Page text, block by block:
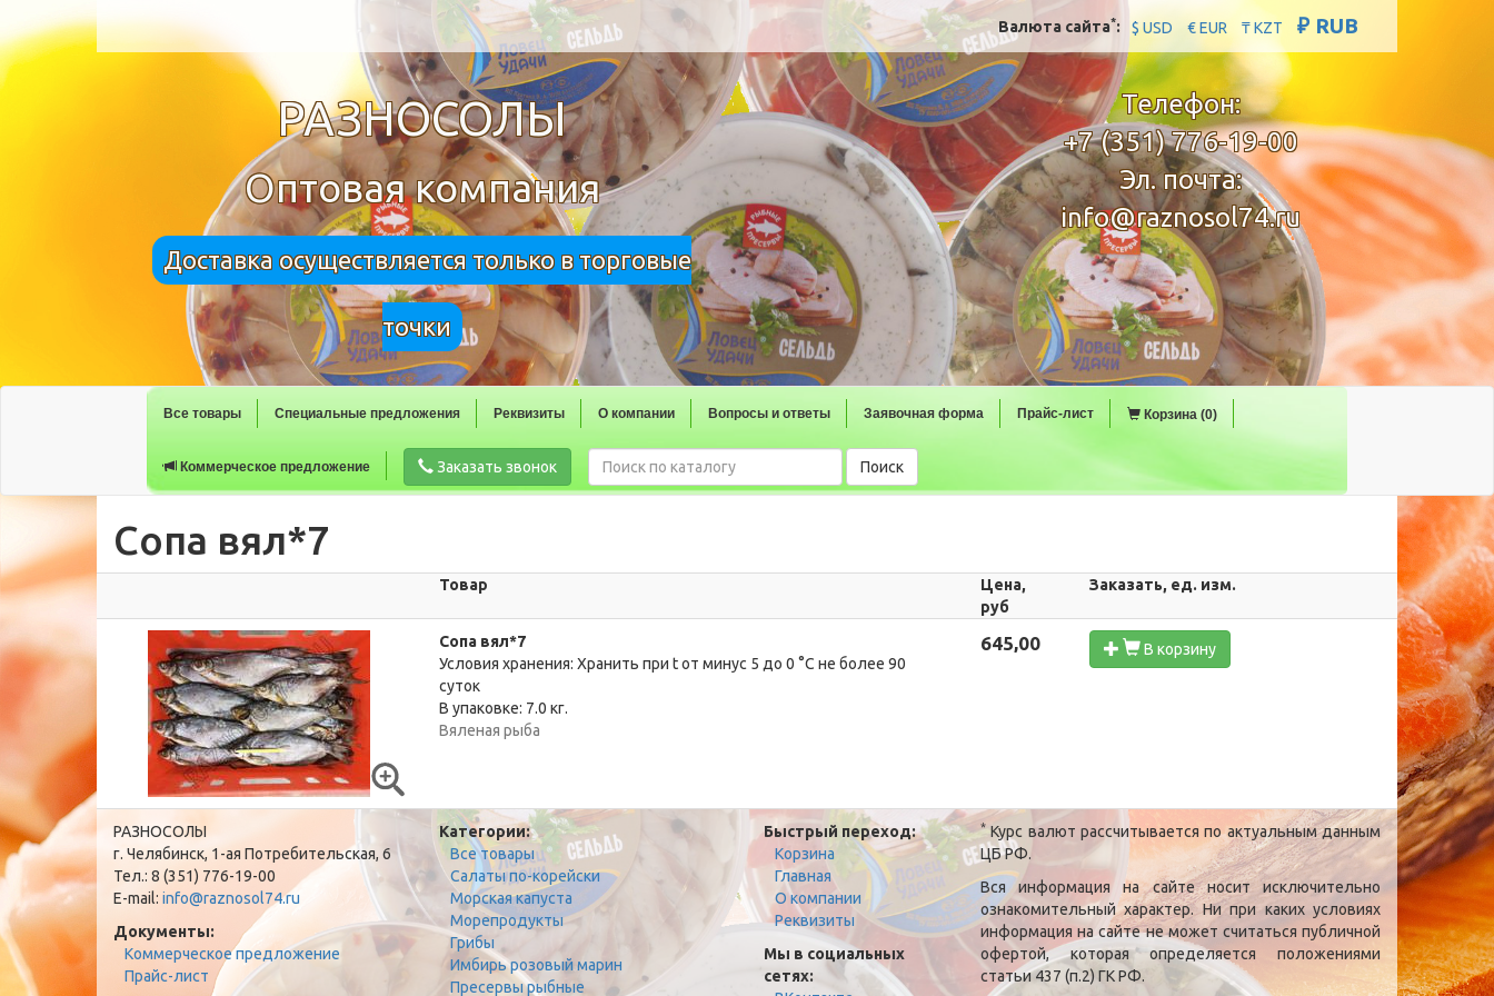
$ USD € EUR ₸ KZT ₽ RUB
Валюта сайта*:
РАЗНОСОЛЫ
Оптовая компания
Доставка осуществляется только в торговые
точки
Телефон:
+7 (351) 776-19-00
Эл. почта:
info@raznosol74.ru
Все товары Специальные предложения Реквизиты О компании Вопросы и ответы Заявочная форма Прайс-лист Корзина (0)
Коммерческое предложение Заказать звонок Поиск
Сопа вял*7
Товар
Цена,
руб
Заказать, ед. изм.
Сопа вял*7
Условия хранения: Хранить при t от минус 5 до 0 °C не более 90
суток
В упаковке: 7.0 кг.
Вяленая рыба
645,00 В корзину
РАЗНОСОЛЫ
г. Челябинск, 1-ая Потребительская, 6
Тел.: 8 (351) 776-19-00
E-mail: info@raznosol74.ru
Документы:
Коммерческое предложение
Прайс-лист
Категории:
Все товары
Салаты по-корейски
Морская капуста
Морепродукты
Грибы
Имбирь розовый марин
Пресервы рыбные
Быстрый переход:
Корзина
Главная
О компании
Реквизиты
Мы в социальных
сетях:
*Курс валют рассчитывается по актуальным данным
ЦБ РФ.
Вся информация на сайте носит исключительно
ознакомительный характер. Ни при каких условиях
информация на сайте не может считаться публичной
офертой, которая определяется положениями
статьи 437 (п.2) ГК РФ.